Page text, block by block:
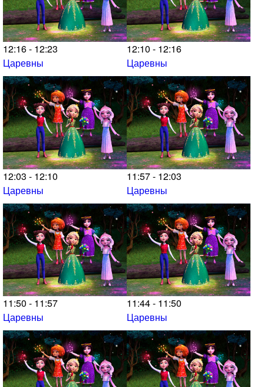
12:16 - 12:23
Царевны
12:10 - 12:16
Царевны
12:03 - 12:10
Царевны
11:57 - 12:03
Царевны
11:50 - 11:57
Царевны
11:44 - 11:50
Царевны